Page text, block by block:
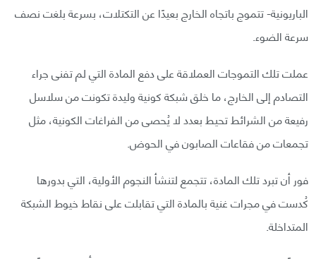
الباريونية- تتموج باتجاه الخارج بعيدًا عن التكتلات، بسرعة بلغت نصف
سرعة الضوء.
عملت تلك التموجات العملاقة على دفع المادة التي لم تفنى جراء
التصادم إلى الخارج، ما خلق شبكة كونية وليدة تكونت من سلاسل
رفيعة من الشرائط تحيط بعدد لا يُحصى من الفراغات الكونية، مثل
تجمعات من فقاعات الصابون في الحوض.
فور أن تبرد تلك المادة، تتجمع لتنشأ النجوم الأولية، التي بدورها
كُدست في مجرات غنية بالمادة التي تقابلت على نقاط خيوط الشبكة
المتداخلة.